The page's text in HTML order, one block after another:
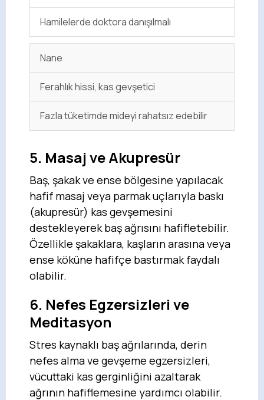
Hamilelerde doktora danışılmalı
Nane
Ferahlık hissi, kas gevşetici
Fazla tüketimde mideyi rahatsız edebilir
5. Masaj ve Akupresür
Baş, şakak ve ense bölgesine yapılacak
hafif masaj veya parmak uçlarıyla baskı
(akupresür) kas gevşemesini
destekleyerek baş ağrısını hafifletebilir.
Özellikle şakaklara, kaşların arasına veya
ense köküne hafifçe bastırmak faydalı
olabilir.
6. Nefes Egzersizleri ve
Meditasyon
Stres kaynaklı baş ağrılarında, derin
nefes alma ve gevşeme egzersizleri,
vücuttaki kas gerginliğini azaltarak
ağrının hafiflemesine yardımcı olabilir.